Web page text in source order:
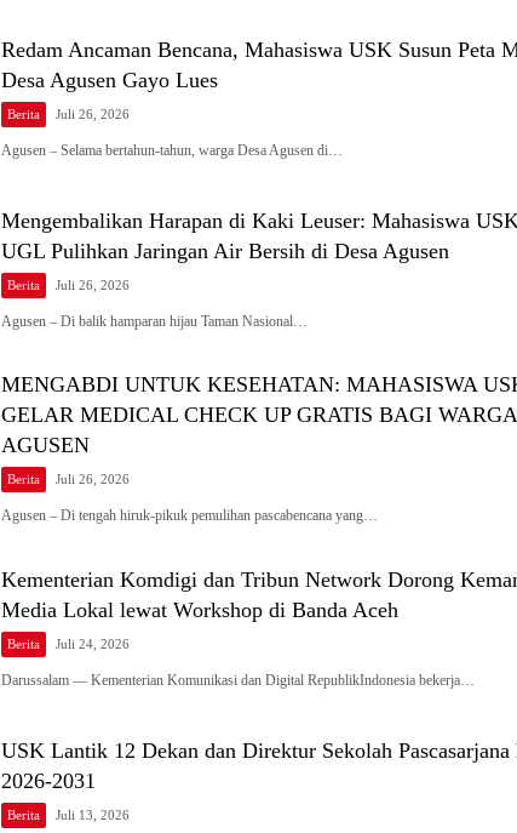
Redam Ancaman Bencana, Mahasiswa USK Susun Peta
Desa Agusen Gayo Lues
Berita Juli 26, 2026
Agusen – Selama bertahun-tahun, warga Desa Agusen di…
Mengembalikan Harapan di Kaki Leuser: Mahasiswa
UGL Pulihkan Jaringan Air Bersih di Desa Agusen
Berita Juli 26, 2026
Agusen – Di balik hamparan hijau Taman Nasional…
MENGABDI UNTUK KESEHATAN: MAHASISWA
GELAR MEDICAL CHECK UP GRATIS BAGI
AGUSEN
Berita Juli 26, 2026
Agusen – Di tengah hiruk-pikuk pemulihan pascabencana yang…
Kementerian Komdigi dan Tribun Network Dorong
Media Lokal lewat Workshop di Banda Aceh
Berita Juli 24, 2026
Darussalam — Kementerian Komunikasi dan Digital RepublikIndonesia bekerja…
USK Lantik 12 Dekan dan Direktur Sekolah Pascasarjana
2026-2031
Berita Juli 13, 2026